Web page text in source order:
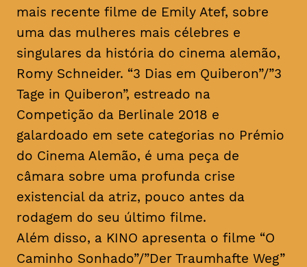
mais recente filme de Emily Atef, sobre
uma das mulheres mais célebres e
singulares da história do cinema alemão,
Romy Schneider. “3 Dias em Quiberon”/”3
Tage in Quiberon”, estreado na
Competição da Berlinale 2018 e
galardoado em sete categorias no Prémio
do Cinema Alemão, é uma peça de
câmara sobre uma profunda crise
existencial da atriz, pouco antes da
rodagem do seu último filme.
Além disso, a KINO apresenta o filme “O
Caminho Sonhado”/”Der Traumhafte Weg”